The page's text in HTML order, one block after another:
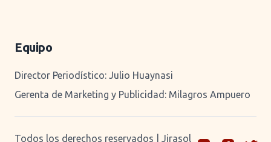
Equipo
Director Periodístico: Julio Huaynasi
Gerenta de Marketing y Publicidad: Milagros Ampuero
Todos los derechos reservados | Jirasol